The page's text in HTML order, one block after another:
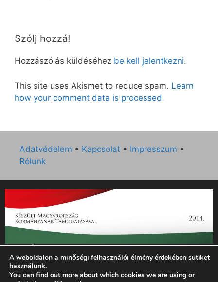
Szólj hozzá!
Hozzászólás küldéséhez be kell jelentkezni.
This site uses Akismet to reduce spam. Learn
how your comment data is processed.
Adatvédelem • Kapcsolat • Impresszum •
Rólunk
„Az Új Ember katolikus hetilap 2014. évi működésének
támogatását az EGYH-KCP-14-P-0121 sz. támogatási
szerződés keretében 3 000 000 Ft összegben támogatta az
A weboldalon a minőségi felhasználói élmény érdekében sütiket
használunk.
You can find out more about which cookies we are using or